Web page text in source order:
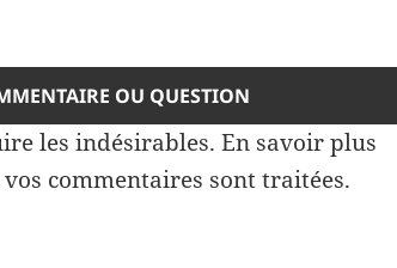
les indésirables.En savoir plus
commentaires sont traitées.